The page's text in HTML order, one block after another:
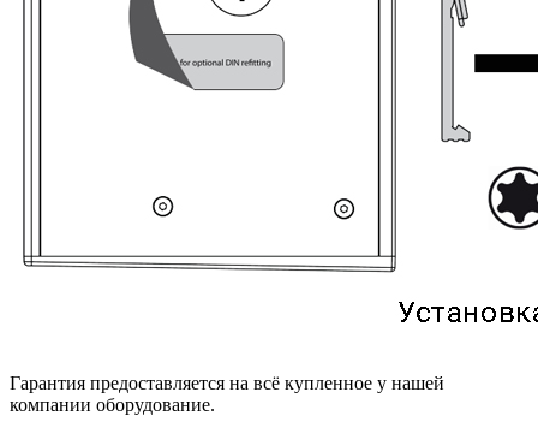
Гарантия предоставляется на всё купленное у нашей
компании оборудование.